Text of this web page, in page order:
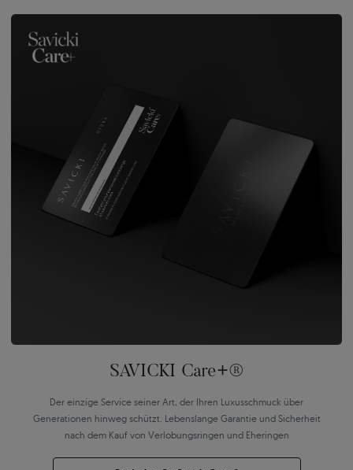
SAVICKI Care+®
Der einzige Service seiner Art, der Ihren Luxusschmuck über
Generationen hinweg schützt. Lebenslange Garantie und Sicherheit
nach dem Kauf von Verlobungsringen und Eheringen